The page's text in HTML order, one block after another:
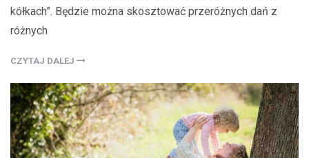
kółkach”. Będzie można skosztować przeróżnych dań z
różnych
CZYTAJ DALEJ